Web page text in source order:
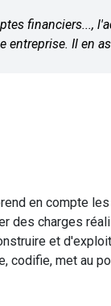
financiers...,
entreprise. Il en
en compte
des charges
et
codifie, met au